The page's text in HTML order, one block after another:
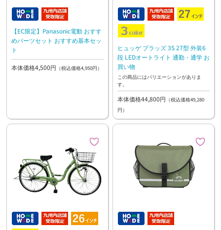
【EC限定】Panasonic電動 おすす
めパーツセット おすすめ基本セッ
ト
本体価格4,500円 （税込価格4,950円）
ヒュッゲ プラッズ 3S 27型 外装6
段 LEDオートライト 通勤・通学 お
買い物
この商品にはバリエーションがありま
す。
本体価格44,800円 （税込価格49,280
円）